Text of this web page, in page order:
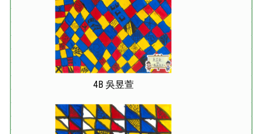
4B 吳昱萱